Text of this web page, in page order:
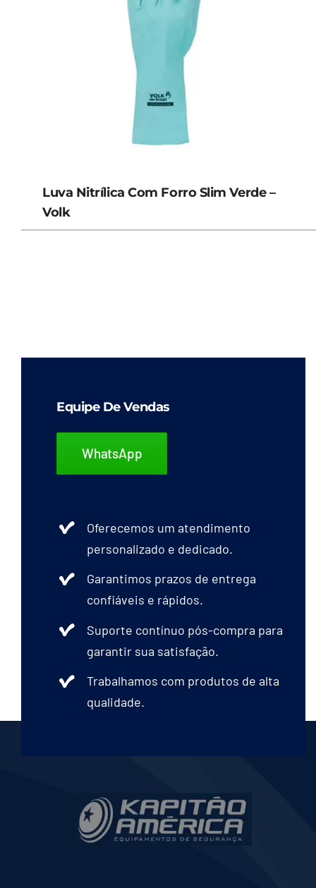
Luva Nitrílica Com Forro Slim Verde –
Volk
Equipe De Vendas
WhatsApp
Oferecemos um atendimento
personalizado e dedicado.
Garantimos prazos de entrega
confiáveis e rápidos.
Suporte contínuo pós-compra para
garantir sua satisfação.
Trabalhamos com produtos de alta
qualidade.